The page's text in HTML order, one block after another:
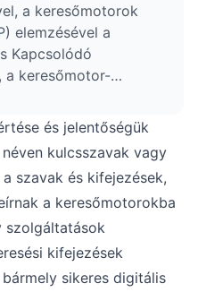
a keresőmotorok
elemzésével a
Kapcsolódó
a keresőmotor-
a versenytársak
Minden
mintákat és
és jelentőségük
kulcsszavak vagy
szavak és kifejezések,
a keresőmotorokba
szolgáltatások
kifejezések
sikeres digitális